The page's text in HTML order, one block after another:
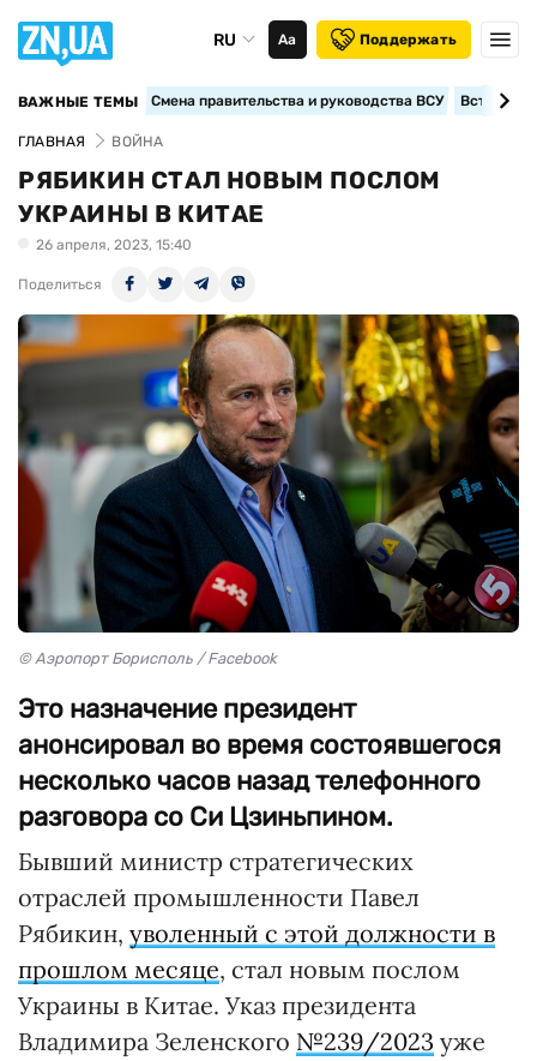
RU Аа Поддержать
ВАЖНЫЕ ТЕМЫ Смена правительства и руководства ВСУ
ГЛАВНАЯ ВОЙНА
РЯБИКИН СТАЛ НОВЫМ ПОСЛОМ
УКРАИНЫ В КИТАЕ
26 апреля, 2023, 15:40
Поделиться
© Аэропорт Борисполь / Facebook
Это назначение президент
анонсировал во время состоявшегося
несколько часов назад телефонного
разговора со Си Цзиньпином.
Бывший министр стратегических
отраслей промышленности Павел
Рябикин, уволенный с этой должности в
прошлом месяце, стал новым послом
Украины в Китае. Указ президента
Владимира Зеленского №239/2023 уже